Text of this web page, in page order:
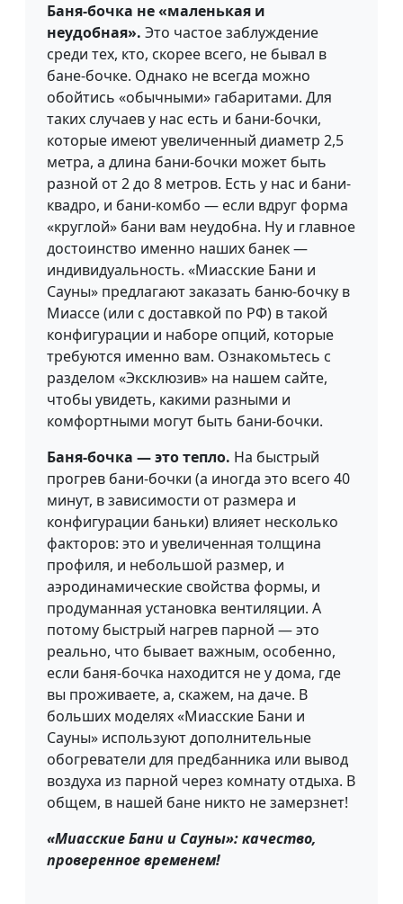
Баня-бочка не «маленькая и
неудобная». Это частое заблуждение
среди тех, кто, скорее всего, не бывал в
бане-бочке. Однако не всегда можно
обойтись «обычными» габаритами. Для
таких случаев у нас есть и бани-бочки,
которые имеют увеличенный диаметр 2,5
метра, а длина бани-бочки может быть
разной от 2 до 8 метров. Есть у нас и бани-
квадро, и бани-комбо — если вдруг форма
«круглой» бани вам неудобна. Ну и главное
достоинство именно наших банек —
индивидуальность. «Миасские Бани и
Сауны» предлагают заказать баню-бочку в
Миассе (или с доставкой по РФ) в такой
конфигурации и наборе опций, которые
требуются именно вам. Ознакомьтесь с
разделом «Эксклюзив» на нашем сайте,
чтобы увидеть, какими разными и
комфортными могут быть бани-бочки.
Баня-бочка — это тепло. На быстрый
прогрев бани-бочки (а иногда это всего 40
минут, в зависимости от размера и
конфигурации баньки) влияет несколько
факторов: это и увеличенная толщина
профиля, и небольшой размер, и
аэродинамические свойства формы, и
продуманная установка вентиляции. А
потому быстрый нагрев парной — это
реально, что бывает важным, особенно,
если баня-бочка находится не у дома, где
вы проживаете, а, скажем, на даче. В
больших моделях «Миасские Бани и
Сауны» используют дополнительные
обогреватели для предбанника или вывод
воздуха из парной через комнату отдыха. В
общем, в нашей бане никто не замерзнет!
«Миасские Бани и Сауны»: качество,
проверенное временем!